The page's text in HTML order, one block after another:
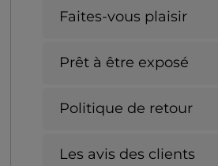
Faites-vous plaisir
Prêt à être exposé
Politique de retour
Les avis des clients